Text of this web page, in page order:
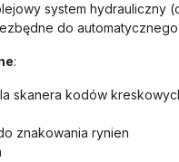
system
do
:
skanera kodów
znakowania rynien